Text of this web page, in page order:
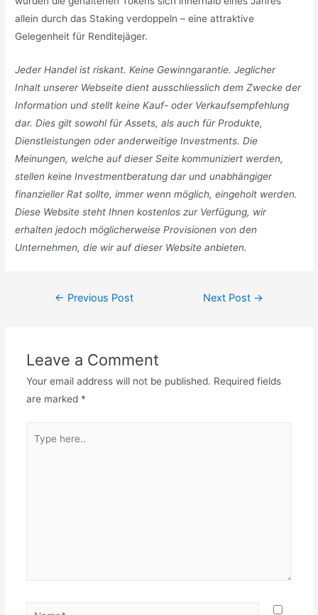
allein durch das Staking verdoppeln – eine attraktive
Gelegenheit für Renditejäger.
Jeder Handel ist riskant. Keine Gewinngarantie. Jeglicher
Inhalt unserer Webseite dient ausschliesslich dem Zwecke der
Information und stellt keine Kauf- oder Verkaufsempfehlung
dar. Dies gilt sowohl für Assets, als auch für Produkte,
Dienstleistungen oder anderweitige Investments. Die
Meinungen, welche auf dieser Seite kommuniziert werden,
stellen keine Investmentberatung dar und unabhängiger
finanzieller Rat sollte, immer wenn möglich, eingeholt werden.
Diese Website steht Ihnen kostenlos zur Verfügung, wir
erhalten jedoch möglicherweise Provisionen von den
Unternehmen, die wir auf dieser Website anbieten.
Post← Previous Post Next Post →
Leave a Comment
Your email address will not be published. Required fields
are marked *
here..
Name*